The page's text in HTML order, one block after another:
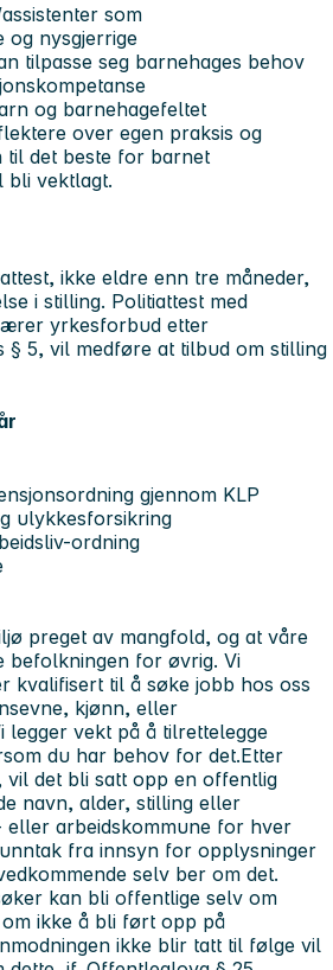
som
og nysgjerrige
tilpasse seg barnehages behov
og barnehagefeltet
over egen praksis og
til det beste for barnet
bli vektlagt.
ikke eldre enn tre måneder,
i stilling. Politiattest med
yrkesforbud etter
§ 5, vil medføre at tilbud om stilling
gjennom KLP
ulykkesforsikring
ordning
preget av mangfold, og at våre
befolkningen for øvrig. Vi
kvalifisert til å søke jobb hos oss
kjønn, eller
legger vekt på å tilrettelegge
du har behov for det.Etter
vil det bli satt opp en offentlig
navn, alder, stilling eller
eller arbeidskommune for hver
fra innsyn for opplysninger
selv ber om det.
kan bli offentlige selv om
ikke å bli ført opp på
ikke blir tatt til følge vil